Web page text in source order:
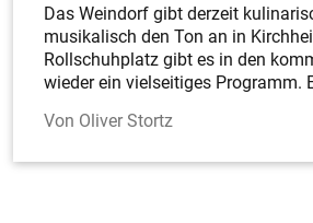
Das Weindorf gibt derzeit
musikalisch den Ton an in
Rollschuhplatz gibt es in den
wieder ein vielseitiges Programm.
Oliver Stortz